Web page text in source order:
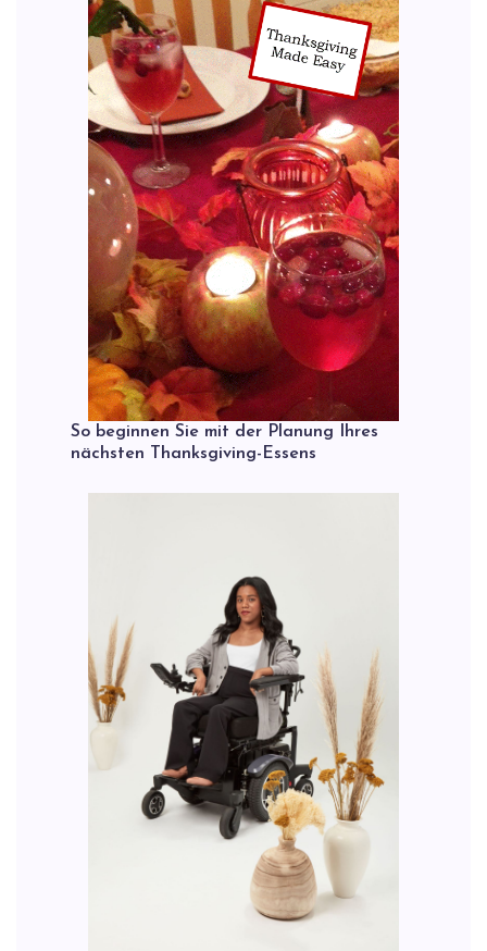
So beginnen Sie mit der Planung Ihres
nächsten Thanksgiving-Essens